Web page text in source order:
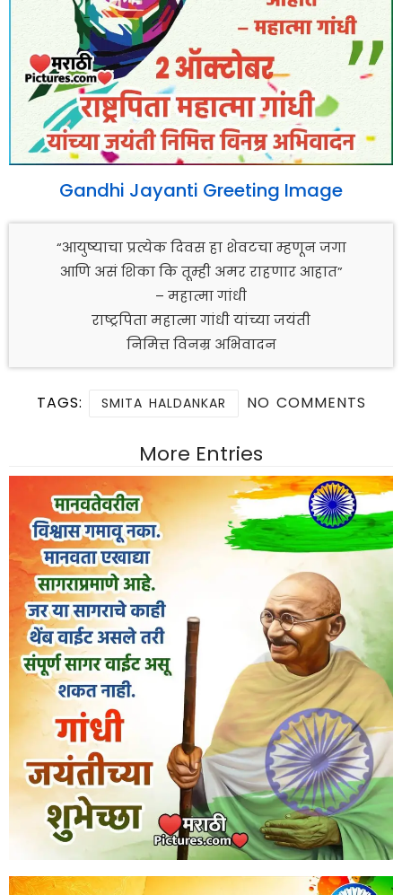
Gandhi Jayanti Greeting Image
“आयुष्याचा प्रत्येक दिवस हा शेवटचा म्हणून जगा
आणि असं शिका कि तूम्ही अमर राहणार आहात”
– महात्मा गांधी
राष्ट्रपिता महात्मा गांधी यांच्या जयंती
निमित्त विनम्र अभिवादन
TAGS: SMITA HALDANKAR NO COMMENTS
More Entries